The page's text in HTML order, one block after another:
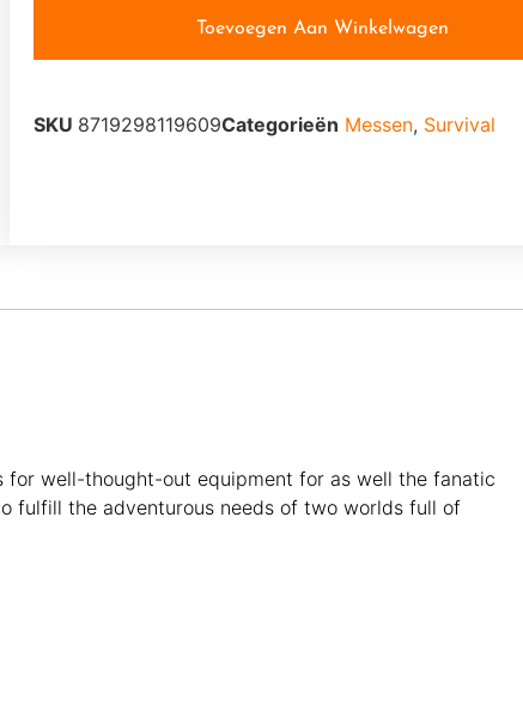
Toevoegen Aan Winkelwagen
SKU 8719298119609Categorieën Messen, Survival
for well-thought-out equipment for as well the fanatic
fulfill the adventurous needs of two worlds full of